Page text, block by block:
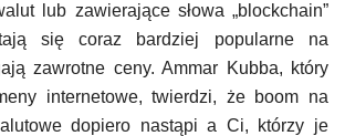
lub zawierające słowa „blockchain”
się coraz bardziej popularne na
zawrotne ceny. Ammar Kubba, który
internetowe, twierdzi, że boom na
dopiero nastąpi a Ci, którzy je